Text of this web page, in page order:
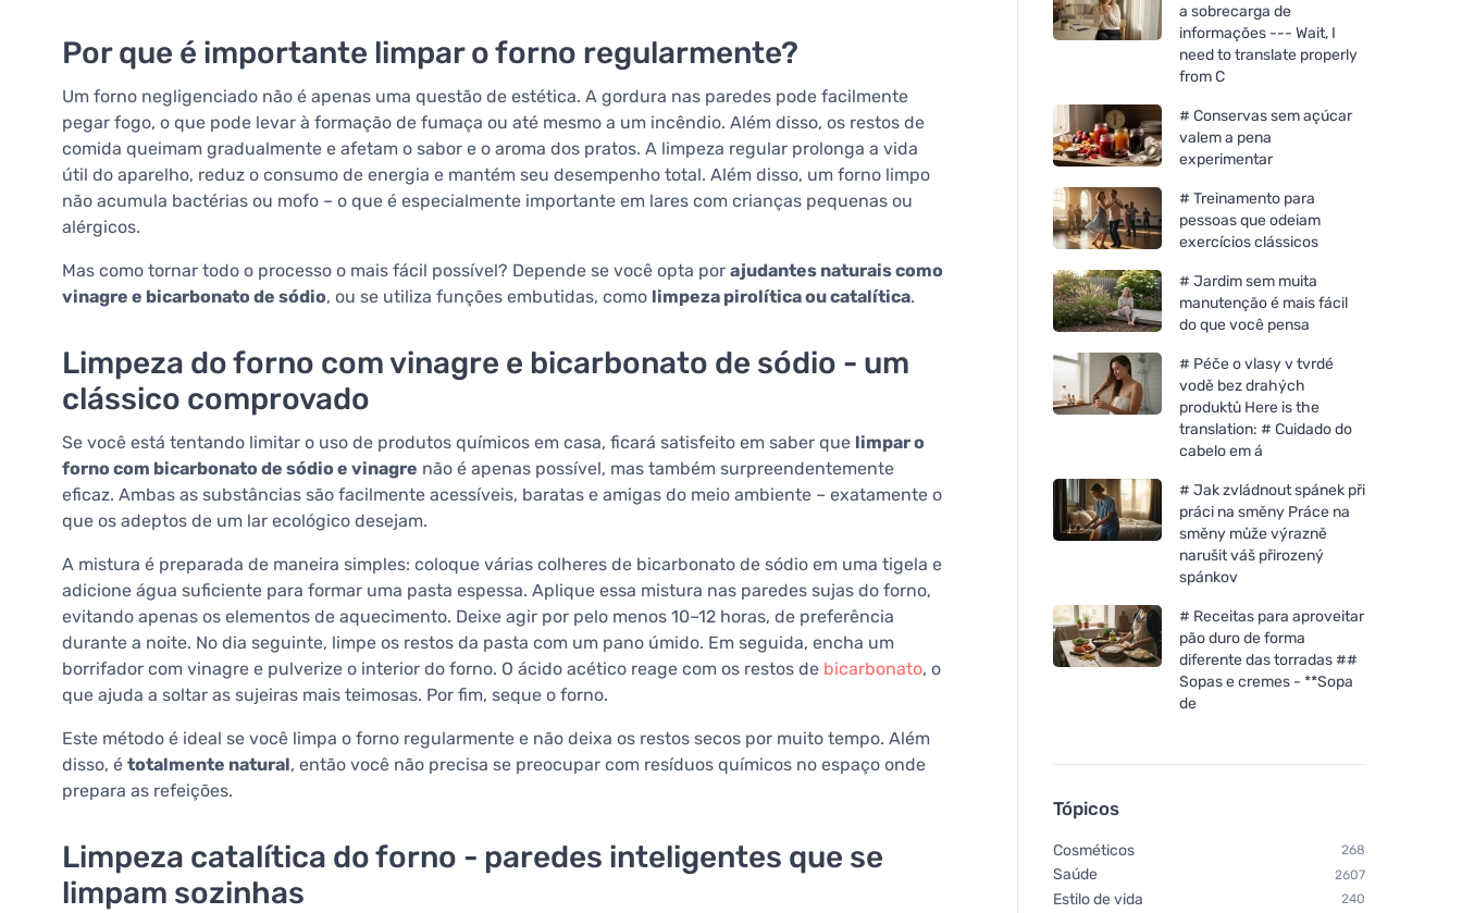
Por que é importante limpar o forno regularmente?
Um forno negligenciado não é apenas uma questão de estética. A gordura nas paredes pode facilmente
pegar fogo, o que pode levar à formação de fumaça ou até mesmo a um incêndio. Além disso, os restos de
comida queimam gradualmente e afetam o sabor e o aroma dos pratos. A limpeza regular prolonga a vida
útil do aparelho, reduz o consumo de energia e mantém seu desempenho total. Além disso, um forno limpo
não acumula bactérias ou mofo – o que é especialmente importante em lares com crianças pequenas ou
alérgicos.
Mas como tornar todo o processo o mais fácil possível? Depende se você opta por ajudantes naturais como
vinagre e bicarbonato de sódio, ou se utiliza funções embutidas, como limpeza pirolítica ou catalítica.
Limpeza do forno com vinagre e bicarbonato de sódio - um
clássico comprovado
Se você está tentando limitar o uso de produtos químicos em casa, ficará satisfeito em saber que limpar o
forno com bicarbonato de sódio e vinagre não é apenas possível, mas também surpreendentemente
eficaz. Ambas as substâncias são facilmente acessíveis, baratas e amigas do meio ambiente – exatamente o
que os adeptos de um lar ecológico desejam.
A mistura é preparada de maneira simples: coloque várias colheres de bicarbonato de sódio em uma tigela e
adicione água suficiente para formar uma pasta espessa. Aplique essa mistura nas paredes sujas do forno,
evitando apenas os elementos de aquecimento. Deixe agir por pelo menos 10–12 horas, de preferência
durante a noite. No dia seguinte, limpe os restos da pasta com um pano úmido. Em seguida, encha um
borrifador com vinagre e pulverize o interior do forno. O ácido acético reage com os restos de bicarbonato, o
que ajuda a soltar as sujeiras mais teimosas. Por fim, seque o forno.
Este método é ideal se você limpa o forno regularmente e não deixa os restos secos por muito tempo. Além
disso, é totalmente natural, então você não precisa se preocupar com resíduos químicos no espaço onde
prepara as refeições.
Limpeza catalítica do forno - paredes inteligentes que se
limpam sozinhas
a sobrecarga de
informações --- Wait, I
need to translate properly
from C
# Conservas sem açúcar
valem a pena
experimentar
# Treinamento para
pessoas que odeiam
exercícios clássicos
# Jardim sem muita
manutenção é mais fácil
do que você pensa
# Péče o vlasy v tvrdé
vodě bez drahých
produktů Here is the
translation: # Cuidado do
cabelo em á
# Jak zvládnout spánek při
práci na směny Práce na
směny může výrazně
narušit váš přirozený
spánkov
# Receitas para aproveitar
pão duro de forma
diferente das torradas ##
Sopas e cremes - **Sopa
de
Tópicos
Cosméticos 268
Saúde 2607
Estilo de vida 240